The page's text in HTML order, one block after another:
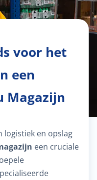
voor het
een
Magazijn
logistiek en opslag
een cruciale